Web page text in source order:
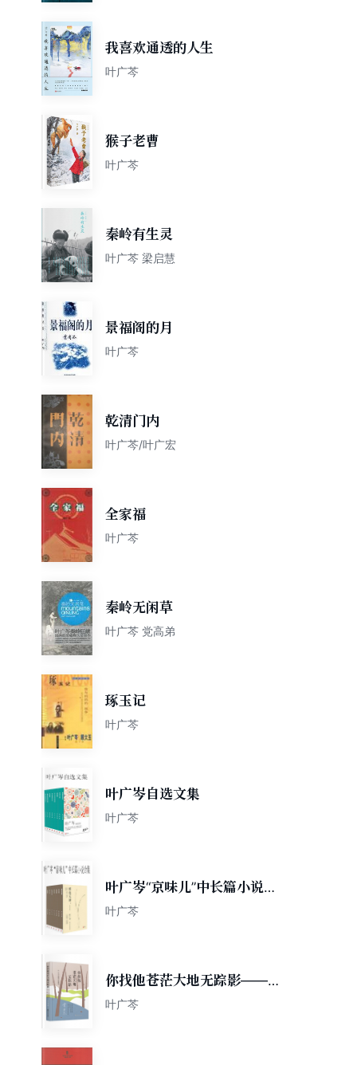
我喜欢通透的人生
叶广芩
猴子老曹
叶广芩
秦岭有生灵
叶广芩 梁启慧
景福阁的月
叶广芩
乾清门内
叶广芩/叶广宏
全家福
叶广芩
秦岭无闲草
叶广芩 党高弟
琢玉记
叶广芩
叶广岑自选文集
叶广芩
叶广岑“京味儿”中长篇小说合
集
叶广芩
你找他苍茫大地无踪影——叶
广芩中短篇小说精选
叶广芩